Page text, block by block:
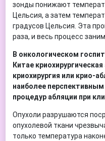
зонды понижают
Цельсия, а затем
градусов Цельсия. Эта
раза, и весь процесс
В онкологическом
Китае
криохирургия или крио-
наиболее
процедур абляции при
Опухоли разрушаются
опухолевой ткани
только температура